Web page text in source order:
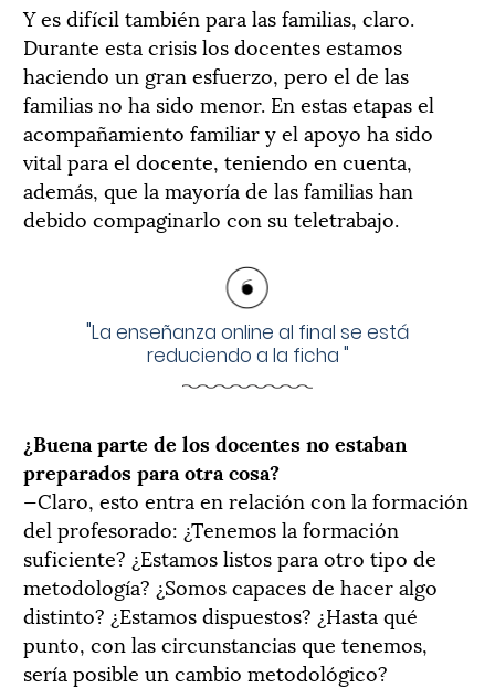
Y es difícil también para las familias, claro.
Durante esta crisis los docentes estamos
haciendo un gran esfuerzo, pero el de las
familias no ha sido menor. En estas etapas el
acompañamiento familiar y el apoyo ha sido
vital para el docente, teniendo en cuenta,
además, que la mayoría de las familias han
debido compaginarlo con su teletrabajo.
"La enseñanza online al final se está
reduciendo a la ficha "
¿Buena parte de los docentes no estaban
preparados para otra cosa?
—Claro, esto entra en relación con la formación
del profesorado: ¿Tenemos la formación
suficiente? ¿Estamos listos para otro tipo de
metodología? ¿Somos capaces de hacer algo
distinto? ¿Estamos dispuestos? ¿Hasta qué
punto, con las circunstancias que tenemos,
sería posible un cambio metodológico?